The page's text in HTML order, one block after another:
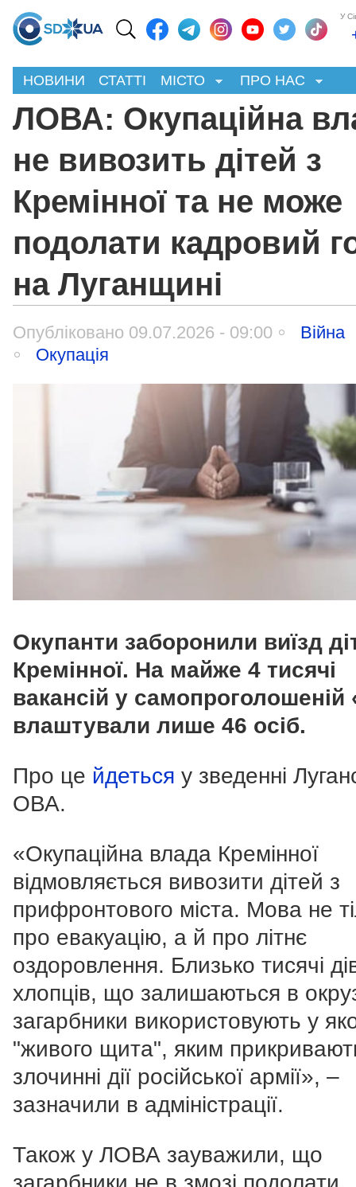
У
НОВИНИ СТАТТІ МІСТО ПРО НАС
ЛОВА: Окупаційна
не вивозить дітей з
Кремінної та не може
подолати кадровий
на Луганщині
Опубліковано 09.07.2026 - 09:00
Війна
Окупація
Окупанти заборонили виїзд
Кремінної. На майже 4 тисячі
вакансій у самопроголошеній
влаштували лише 46 осіб.
Про це йдеться у зведенні
ОВА.
«Окупаційна влада Кремінної
відмовляється вивозити дітей з
прифронтового міста. Мова не
про евакуацію, а й про літнє
оздоровлення. Близько тисячі
хлопців, що залишаються в
загарбники використовують у
"живого щита", яким
злочинні дії російської армії», –
зазначили в адміністрації.
Також у ЛОВА зауважили, що